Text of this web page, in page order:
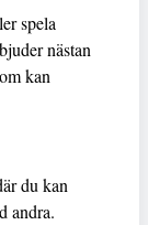
spela
nästan
kan
du kan
andra.